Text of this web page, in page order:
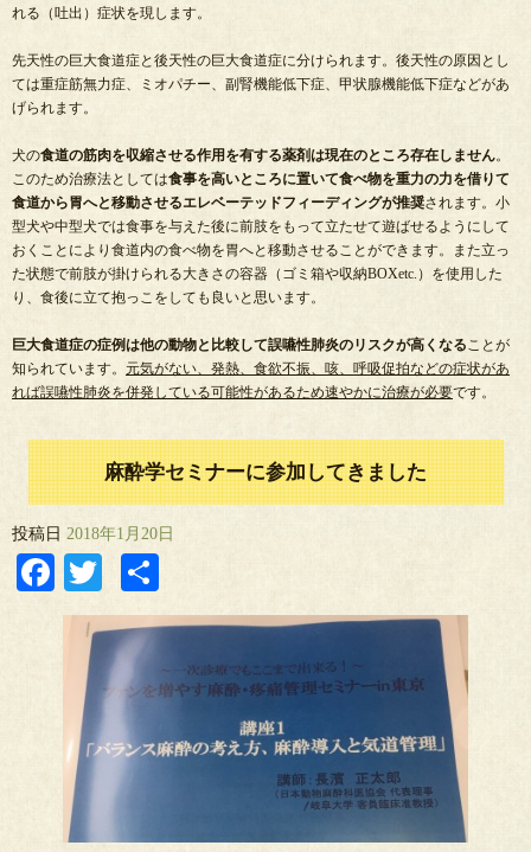
れる（吐出）症状を現します。
先天性の巨大食道症と後天性の巨大食道症に分けられます。後天性の原因とし
ては重症筋無力症、ミオパチー、副腎機能低下症、甲状腺機能低下症などがあ
げられます。
犬の食道の筋肉を収縮させる作用を有する薬剤は現在のところ存在しません。
このため治療法としては食事を高いところに置いて食べ物を重力の力を借りて
食道から胃へと移動させるエレベーテッドフィーディングが推奨されます。小
型犬や中型犬では食事を与えた後に前肢をもって立たせて遊ばせるようにして
おくことにより食道内の食べ物を胃へと移動させることができます。また立っ
た状態で前肢が掛けられる大きさの容器（ゴミ箱や収納BOXetc.）を使用した
り、食後に立て抱っこをしても良いと思います。
巨大食道症の症例は他の動物と比較して誤嚥性肺炎のリスクが高くなる ことが
知られています。 元気がない、発熱、食欲不振、咳、呼吸促拍などの症状があ
れば誤嚥性肺炎を併発している可能性があるため速やかに治療が必要です。
麻酔学セミナーに参加してきました
投稿日 2018年1月20日
Facebook
Twitter
有